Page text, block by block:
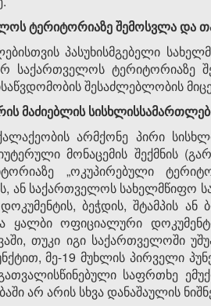
ტერიტორიაზე შემოსვლა და
პასუხისმგებელი
საქართველოს ტერიტორიაზე
შესაძლებლობის
მაძიებლის
არმქონე პირი
მონაცემის შექმნის
„ოკუპირებული
ან საქართველოს სახელმწიფო
ბეჭდის, შტამპის ან
ყალბი ოფიციალური
თუკი იგი საქართველოში
მე-19 მუხლის პირველი
საფრთხე
არ არის სხვა დანაშაულის